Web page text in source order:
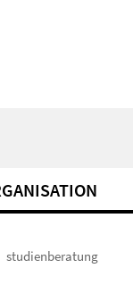
studienberatung